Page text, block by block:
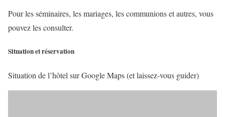
Pour les séminaires, les mariages, les communions et autres, vous
pouvez les consulter.
Situation et réservation
Situation de l’hôtel sur Google Maps (et laissez-vous guider)